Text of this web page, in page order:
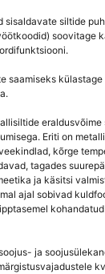
sisaldavate siltide
soovitage
saamiseks
Eriti on
kõrge
tagades
ja käsitsi
ajal sobivad
ja